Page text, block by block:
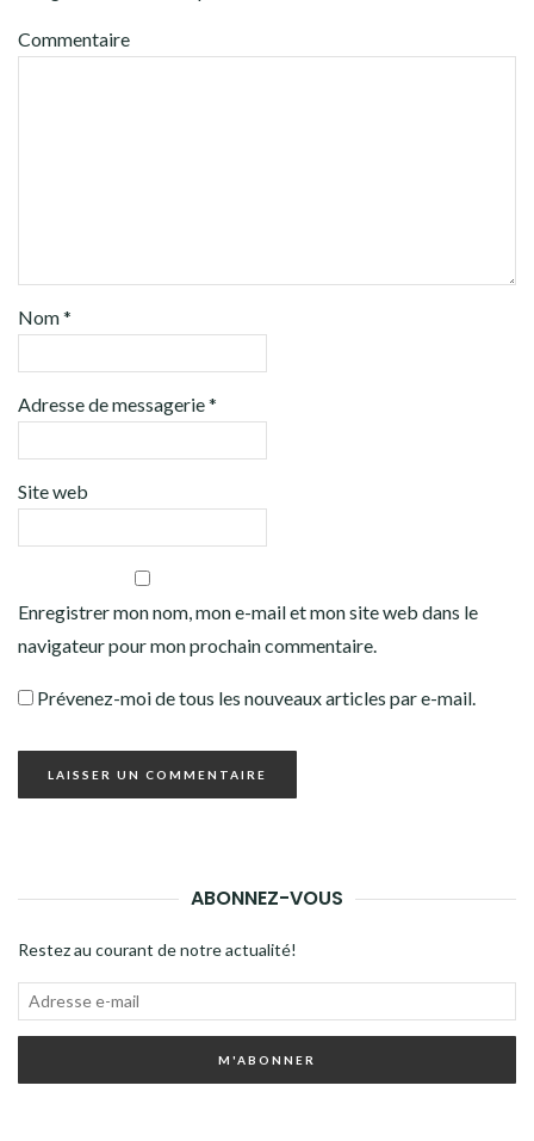
Commentaire
Nom*
Adresse de messagerie*
Site web
Enregistrer mon nom, mon e-mail et mon site web dans le
navigateur pour mon prochain commentaire.
Prévenez-moi de tous les nouveaux articles par e-mail.
ABONNEZ-VOUS
Restez au courant de notre actualité!
Adresse
M'ABONNER